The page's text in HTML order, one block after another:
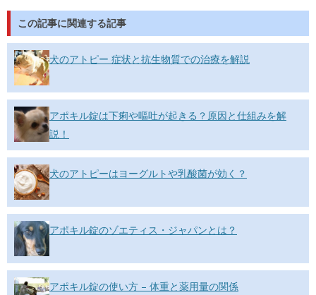
この記事に関連する記事
犬のアトピー 症状と抗生物質での治療を解説
アポキル錠は下痢や嘔吐が起きる？原因と仕組みを解
説！
犬のアトピーはヨーグルトや乳酸菌が効く？
アポキル錠のゾエティス・ジャパンとは？
アポキル錠の使い方 – 体重と薬用量の関係